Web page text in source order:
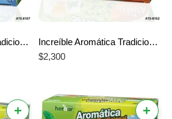
Increíble Aromática Tradicional de Limonaria Herbar – El Mejor Sabor Único y Cítrico Increíble Aromática Tradicional de Albahaca Herbar – El Mejor Sabor Único y Herbal
$2,300
+ +